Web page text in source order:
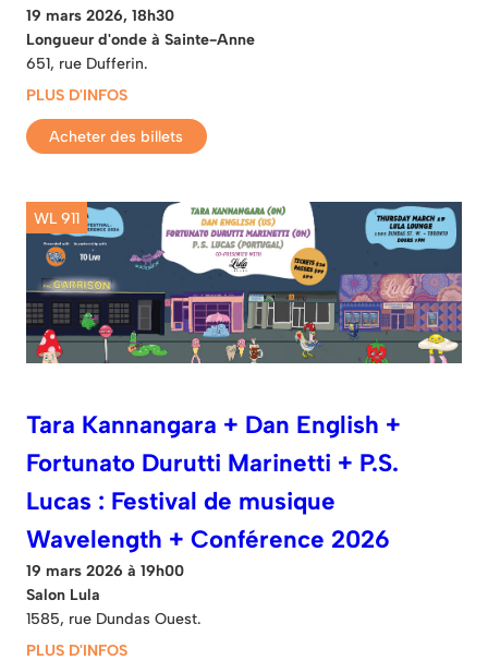
19 mars 2026, 18h30
Longueur d'onde à Sainte-Anne
651, rue Dufferin.
PLUS D'INFOS
Acheter des billets
WL 911
Tara Kannangara + Dan English +
Fortunato Durutti Marinetti + P.S.
Lucas : Festival de musique
Wavelength + Conférence 2026
19 mars 2026 à 19h00
Salon Lula
1585, rue Dundas Ouest.
PLUS D'INFOS